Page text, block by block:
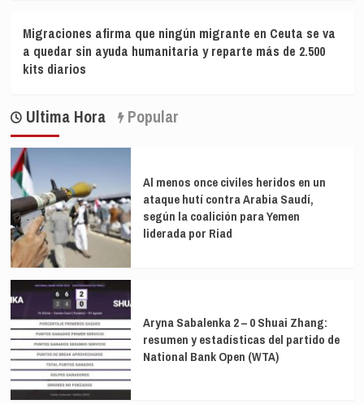
Migraciones afirma que ningún migrante en Ceuta se va
a quedar sin ayuda humanitaria y reparte más de 2.500
kits diarios
Ultima Hora Popular
Al menos once civiles heridos en un
ataque hutí contra Arabia Saudí,
según la coalición para Yemen
liderada por Riad
Aryna Sabalenka 2 – 0 Shuai Zhang:
resumen y estadísticas del partido de
National Bank Open (WTA)